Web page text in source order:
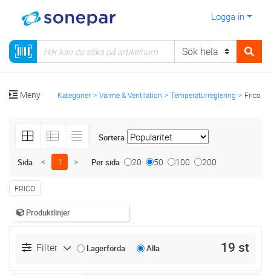
Logga in
Meny Kategorier Värme & Ventilation Temperaturreglering Frico
Sortera
Sida < 1 > Per sida 20 50 100 200
FRICO
Produktlinjer
Filter Lagerförda Alla 19 st